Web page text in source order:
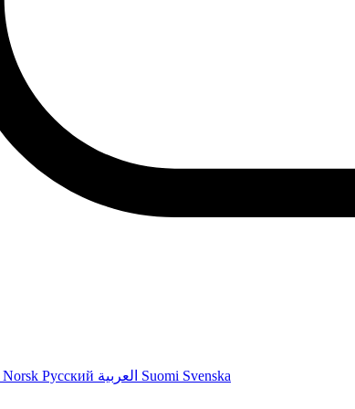
Norsk Русский Suomi Svenska